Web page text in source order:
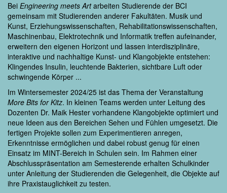
Bei Engineering meets Artarbeiten Studierende der BCI
gemeinsam mit Studierenden anderer Fakultäten. Musik und
Kunst, Erziehungswissenschaften, Rehabilitationswissenschaften,
Maschinenbau, Elektrotechnik und Informatik treffen aufeinander,
erweitern den eigenen Horizont und lassen interdisziplinäre,
interaktive und nachhaltige Kunst- und Klangobjekte entstehen:
Klingendes Insulin, leuchtende Bakterien, sichtbare Luft oder
schwingende Körper ...
Im Wintersemester 2024/25 ist das Thema der Veranstaltung
More Bits for Kitz. In kleinen Teams werden unter Leitung des
Dozenten Dr. Maik Hester vorhandene Klangobjekte optimiert und
neue Ideen aus den Bereichen Sehen und Fühlen umgesetzt. Die
fertigen Projekte sollen zum Experimentieren anregen,
Erkenntnisse ermöglichen und dabei robust genug für einen
Einsatz im MINT-Bereich in Schulen sein. Im Rahmen einer
Abschlusspräsentation am Semesterende erhalten Schulkinder
unter Anleitung der Studierenden die Gelegenheit, die Objekte auf
ihre Praxistauglichkeit zu testen.